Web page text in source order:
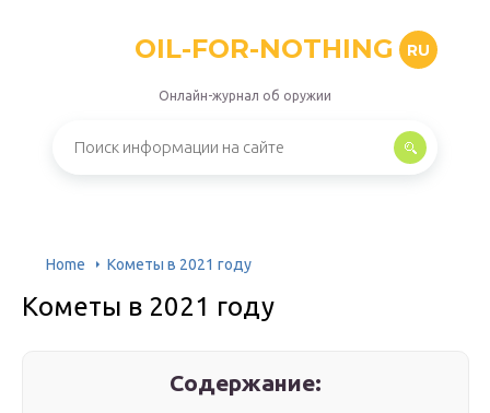
OIL-FOR-NOTHING RU
Онлайн-журнал об оружии
Home Кометы в 2021 году
Кометы в 2021 году
Содержание: